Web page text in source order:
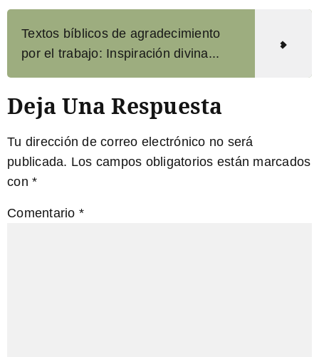
Textos bíblicos de agradecimiento
por el trabajo: Inspiración divina...
Deja Una Respuesta
Tu dirección de correo electrónico no será
publicada. Los campos obligatorios están marcados
con *
Comentario *